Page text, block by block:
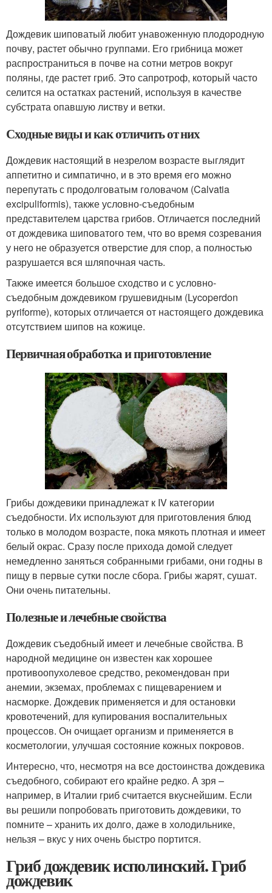
Дождевик шиповатый любит унавоженную плодородную
почву, растет обычно группами. Его грибница может
распространиться в почве на сотни метров вокруг
поляны, где растет гриб. Это сапротроф, который часто
селится на остатках растений, используя в качестве
субстрата опавшую листву и ветки.
Сходные виды и как отличить от них
Дождевик настоящий в незрелом возрасте выглядит
аппетитно и симпатично, и в это время его можно
перепутать с продолговатым головачом (Calvatia
excipuliformis), также условно-съедобным
представителем царства грибов. Отличается последний
от дождевика шиповатого тем, что во время созревания
у него не образуется отверстие для спор, а полностью
разрушается вся шляпочная часть.
Также имеется большое сходство и с условно-
съедобным дождевиком грушевидным (Lycoperdon
pyriforme), которых отличается от настоящего дождевика
отсутствием шипов на кожице.
Первичная обработка и приготовление
Грибы дождевики принадлежат к IV категории
съедобности. Их используют для приготовления блюд
только в молодом возрасте, пока мякоть плотная и имеет
белый окрас. Сразу после прихода домой следует
немедленно заняться собранными грибами, они годны в
пищу в первые сутки после сбора. Грибы жарят, сушат.
Они очень питательны.
Полезные и лечебные свойства
Дождевик съедобный имеет и лечебные свойства. В
народной медицине он известен как хорошее
противоопухолевое средство, рекомендован при
анемии, экземах, проблемах с пищеварением и
насморке. Дождевик применяется и для остановки
кровотечений, для купирования воспалительных
процессов. Он очищает организм и применяется в
косметологии, улучшая состояние кожных покровов.
Интересно, что, несмотря на все достоинства дождевика
съедобного, собирают его крайне редко. А зря –
например, в Италии гриб считается вкуснейшим. Если
вы решили попробовать приготовить дождевики, то
помните – хранить их долго, даже в холодильнике,
нельзя – вкус у них очень быстро портится.
Гриб дождевик исполинский. Гриб
дождевик